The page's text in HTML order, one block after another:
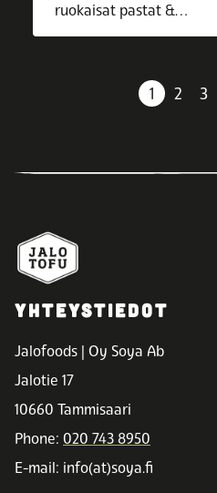
ruokaisat pastat &…
1 2 3
YHTEYSTIEDOT
Jalofoods | Oy Soya Ab
Jalotie 17
10660 Tammisaari
Phone: 020 743 8950
E-mail: info(at)soya.fi